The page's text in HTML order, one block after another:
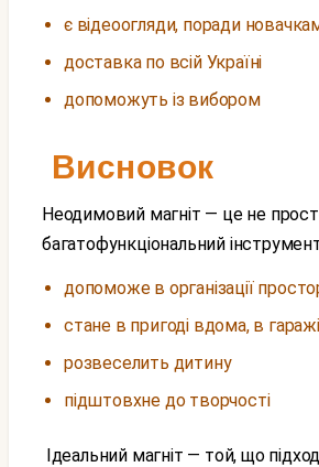
є відеоогляди, поради
доставка по всій Україні
допоможуть із вибором
Висновок
Неодимовий магніт — це не просто “дрібничка”, а
багатофункціональний
допоможе в організації
стане в пригоді вдома, в
розвеселить дитину
підштовхне до творчості
Ідеальний магніт — той, що підходить саме вам. А